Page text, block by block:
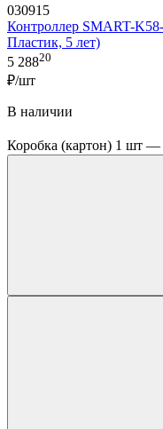
030915
Контроллер SMART-
Пластик, 5 лет)
5 28820
₽/шт
В наличии
Коробка (картон) 1 шт —